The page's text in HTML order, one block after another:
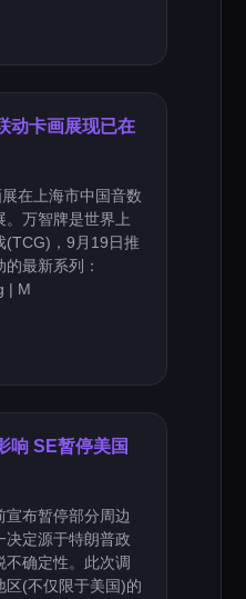
动卡画展现已在
在上海市中国音数
。万智牌是世界上
(TCG)，9月19日推
最新系列：
| M
响 SE暂停美国
宣布暂停部分周边
决定源于特朗普政
不确定性。此次调
区(不仅限于美国)的